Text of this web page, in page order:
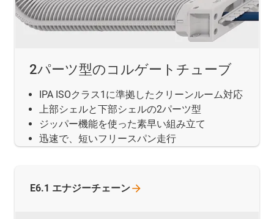
2パーツ型のコルゲートチューブ
IPA ISOクラス1に準拠したクリーンルーム対応
上部シェルと下部シェルの2パーツ型
ジッパー機能を使った素早い組み立て
迅速で、短いフリースパン走行
E6.1 エナジーチェーン